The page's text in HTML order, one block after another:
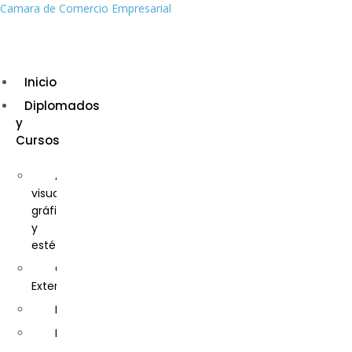
Camara de Comercio Empresarial
Inicio
Diplomados
y
Cursos
Artes
visuales,
gráficas
y
estéticas
Comercio
Exterior
Derecho
Educación